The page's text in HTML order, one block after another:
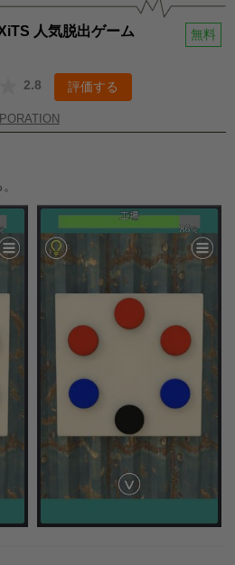
人気脱出ゲーム 無料
2.8 評価する